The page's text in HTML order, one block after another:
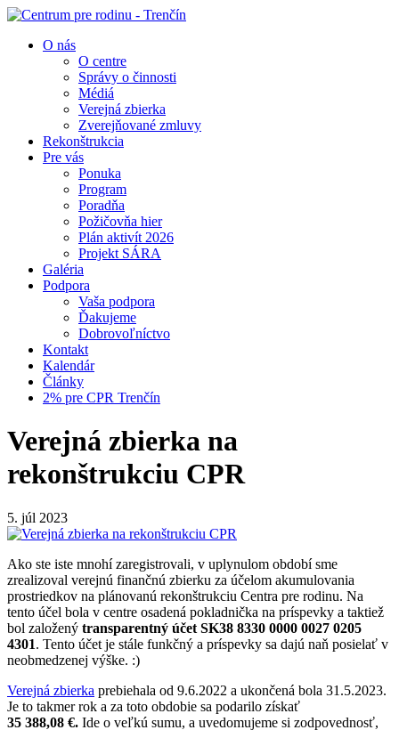
O nás
O centre
Správy o činnosti
Médiá
Verejná zbierka
Zverejňované zmluvy
Rekonštrukcia
Pre vás
Ponuka
Program
Poradňa
Požičovňa hier
Plán aktivít 2026
Projekt SÁRA
Galéria
Podpora
Vaša podpora
Ďakujeme
Dobrovoľníctvo
Kontakt
Kalendár
Články
2% pre CPR Trenčín
Verejná zbierka na
rekonštrukciu CPR
5. júl 2023
Ako ste iste mnohí zaregistrovali, v uplynulom období sme
zrealizoval verejnú finančnú zbierku za účelom akumulovania
prostriedkov na plánovanú rekonštrukciu Centra pre rodinu. Na
tento účel bola v centre osadená pokladnička na príspevky a taktiež
bol založený transparentný účet SK38 8330 0000 0027 0205
4301. Tento účet je stále funkčný a príspevky sa dajú naň posielať v
neobmedzenej výške. :)
Verejná zbierka prebiehala od 9.6.2022 a ukončená bola 31.5.2023.
Je to takmer rok a za toto obdobie sa podarilo získať
35 388,08 €. Ide o veľkú sumu, a uvedomujeme si zodpovednosť,